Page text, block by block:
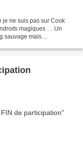
ne suis pas sur Cook
magiques … Un
sauvage mais